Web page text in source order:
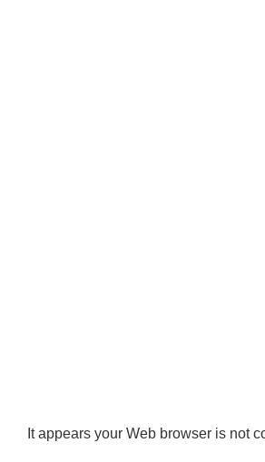
It appears your Web browser is not